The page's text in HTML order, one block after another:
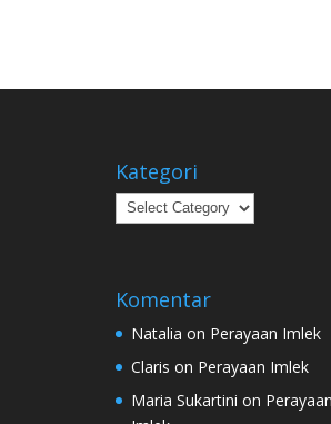
Kategori
Kategori
Komentar
Natalia on Perayaan Imlek
Claris on Perayaan Imlek
Maria Sukartini on